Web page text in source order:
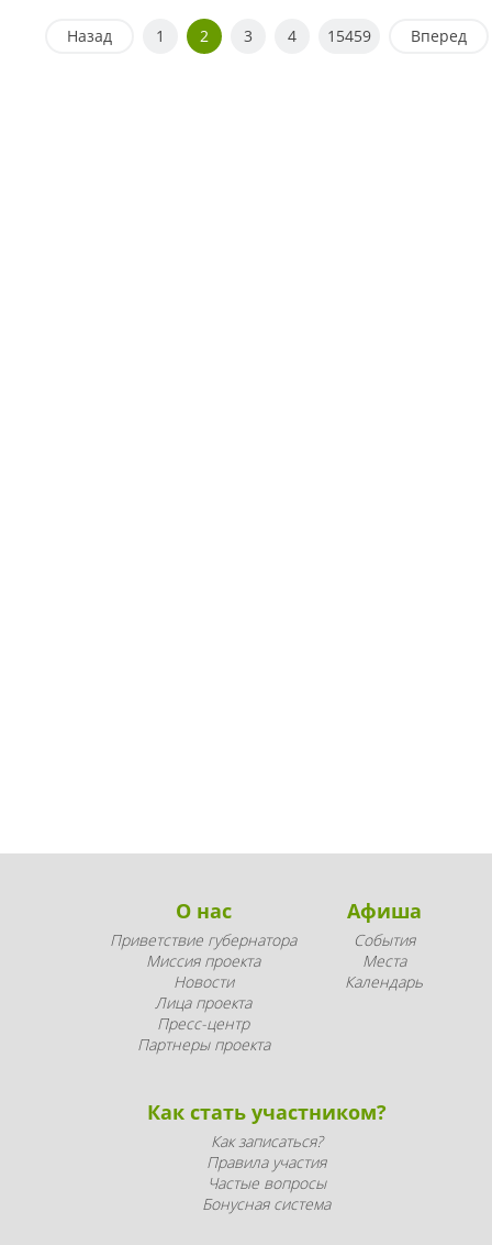
Назад 1 2 3 4 15459 Вперед
О нас
Приветствие губернатора
Миссия проекта
Новости
Лица проекта
Пресс-центр
Партнеры проекта
Афиша
События
Места
Календарь
Как стать участником?
Как записаться?
Правила участия
Частые вопросы
Бонусная система